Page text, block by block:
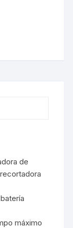
de
máximo